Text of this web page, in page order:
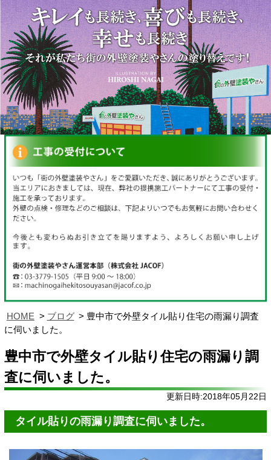
HOME ブログ
豊中市で外壁タイル貼り住宅の雨漏り調査
に伺いました。
豊中市で外壁タイル貼り住宅の雨漏り調
査に伺いました。
更新日時:2018年05月22日
タイル貼りの雨漏り調査に伺いました。